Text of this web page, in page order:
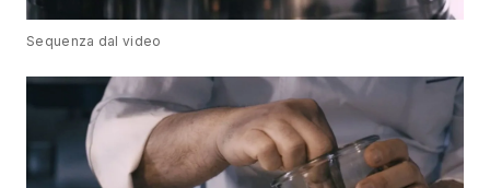
Sequenza dal video